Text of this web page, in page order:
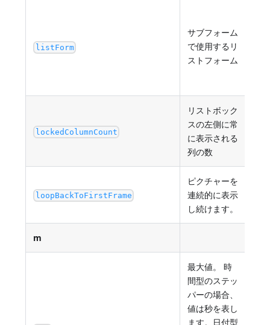
listForm
サブフォーム
で使用するリ
ストフォーム
lockedColumnCount
リストボック
スの左側に常
に表示される
列の数
loopBackToFirstFrame
ピクチャーを
連続的に表示
し続けます。
m
最大値。 時
間型のステッ
パーの場合、
値は秒を表し
ます。日付型